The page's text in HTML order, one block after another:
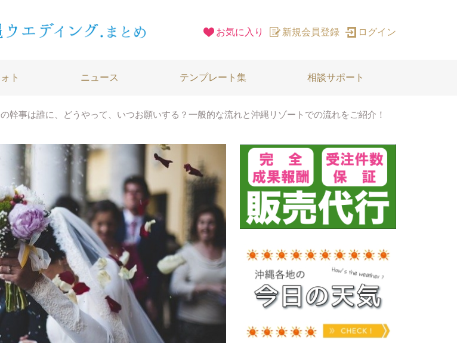
お気に入り 新規会員登録 ログイン
ト ニュース テンプレート集 相談サポート
幹事は誰に、どうやって、いつお願いする？一般的な流れと沖縄リゾートでの流れをご紹介！